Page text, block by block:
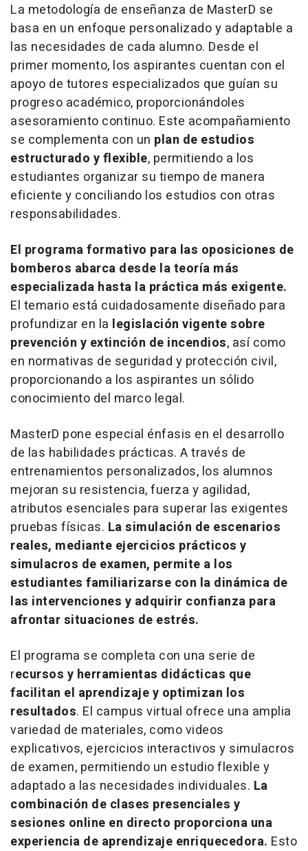
La metodología de enseñanza de MasterD se
basa en un enfoque personalizado y adaptable a
las necesidades de cada alumno. Desde el
primer momento, los aspirantes cuentan con el
apoyo de tutores especializados que guían su
progreso académico, proporcionándoles
asesoramiento continuo. Este acompañamiento
se complementa con un plan de estudios
estructurado y flexible, permitiendo a los
estudiantes organizar su tiempo de manera
eficiente y conciliando los estudios con otras
responsabilidades.
El programa formativo para las oposiciones de
bomberos abarca desde la teoría más
especializada hasta la práctica más exigente.
El temario está cuidadosamente diseñado para
profundizar en la legislación vigente sobre
prevención y extinción de incendios, así como
en normativas de seguridad y protección civil,
proporcionando a los aspirantes un sólido
conocimiento del marco legal.
MasterD pone especial énfasis en el desarrollo
de las habilidades prácticas. A través de
entrenamientos personalizados, los alumnos
mejoran su resistencia, fuerza y agilidad,
atributos esenciales para superar las exigentes
pruebas físicas. La simulación de escenarios
reales, mediante ejercicios prácticos y
simulacros de examen, permite a los
estudiantes familiarizarse con la dinámica de
las intervenciones y adquirir confianza para
afrontar situaciones de estrés.
El programa se completa con una serie de
recursos y herramientas didácticas que
facilitan el aprendizaje y optimizan los
resultados. El campus virtual ofrece una amplia
variedad de materiales, como videos
explicativos, ejercicios interactivos y simulacros
de examen, permitiendo un estudio flexible y
adaptado a las necesidades individuales. La
combinación de clases presenciales y
sesiones online en directo proporciona una
experiencia de aprendizaje enriquecedora. Esto